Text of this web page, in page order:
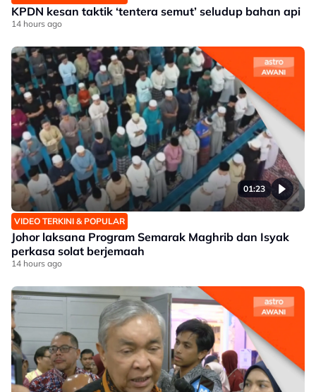
KPDN kesan taktik ‘tentera semut’ seludup bahan api
14 hours ago
01:23
VIDEO TERKINI & POPULAR
Johor laksana Program Semarak Maghrib dan Isyak
perkasa solat berjemaah
14 hours ago